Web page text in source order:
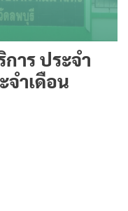
าร ประจำ
ำเดือน